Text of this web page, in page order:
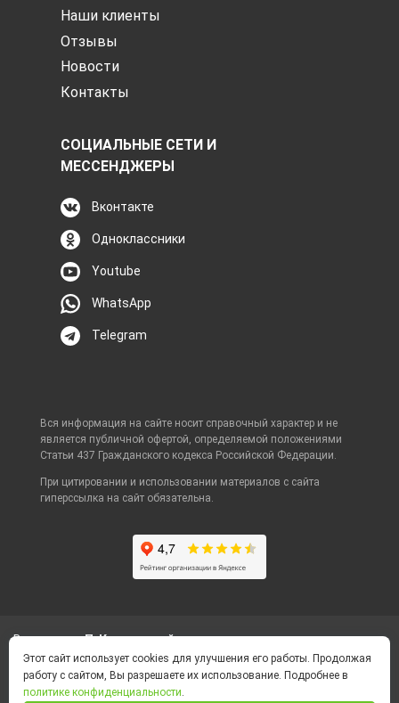
Наши клиенты
Отзывы
Новости
Контакты
СОЦИАЛЬНЫЕ СЕТИ И
МЕССЕНДЖЕРЫ
Вконтакте
Одноклассники
Youtube
WhatsApp
Telegram
Вся информация на сайте носит справочный характер и не
является публичной офертой, определяемой положениями
Статьи 437 Гражданского кодекса Российской Федерации.
При цитировании и использовании материалов с сайта
гиперссылка на сайт обязательна.
Ваш город П-Камчатский
Политика конфиденциальности
Foot Container © 2026
Этот сайт использует cookies для улучшения его работы. Продолжая
работу с сайтом, Вы разрешаете их использование. Подробнее в
политике конфиденциальности.